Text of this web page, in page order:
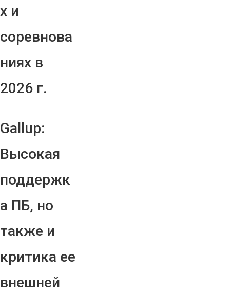
х и
соревнова
ниях в
2026 г.
Gallup:
Высокая
поддержк
а ПБ, но
также и
критика ее
внешней